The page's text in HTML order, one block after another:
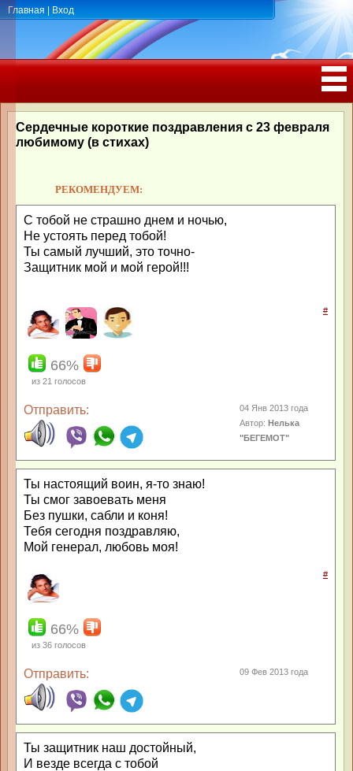
Главная Вход
РОЖДЕНИЯ, ЮБИЛЕЕМ
Сердечные короткие поздравления с 23 февраля
любимому (в стихах)
РЕКОМЕНДУЕМ:
С тобой не страшно днем и ночью,
Не устоять перед тобой!
Ты самый лучший, это точно-
Защитник мой и мой герой!!!
#
66%
из 21 голосов
Отправить:
04 Янв 2013 года
Автор:Нелька
"БЕГЕМОТ"
Ты настоящий воин, я-то знаю!
Ты смог завоевать меня
Без пушки, сабли и коня!
Тебя сегодня поздравляю,
Мой генерал, любовь моя!
#
66%
из 36 голосов
Отправить: 09 Фев 2013 года
Ты защитник наш достойный,
И везде всегда с тобой